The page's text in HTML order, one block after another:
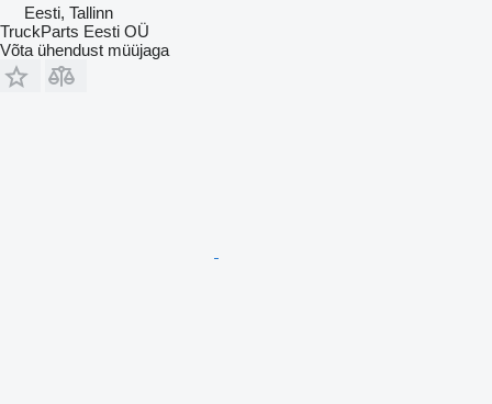
Eesti, Tallinn
TruckParts Eesti OÜ
Võta ühendust müüjaga